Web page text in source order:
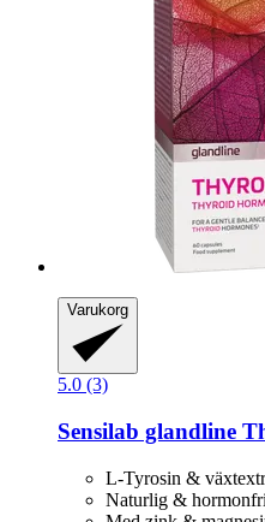
Varukorg
5.0 (3)
Sensilab glandline
L-Tyrosin &
Naturlig & hormonfri